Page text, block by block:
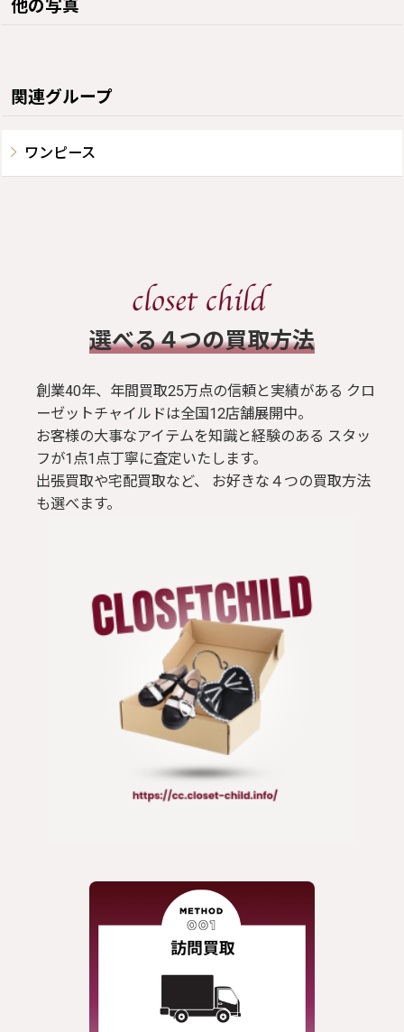
他の写真
関連グループ
ワンピース
​選べる４つの買取方法
創業40年、年間買取25万点の信頼と実績がある クロ
ーゼットチャイルドは全国12店舗展開中。
お客様の大事なアイテムを知識と経験のある スタッ
フが1点1点丁寧に査定いたします。
出張買取や宅配買取など、 お好きな４つの買取方法
も選べます。